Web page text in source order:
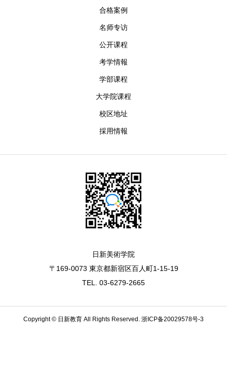
合格案例
名师专访
公开课程
考学情報
学部课程
大学院课程
校区地址
採用情報
日新美術学院
〒169-0073 東京都新宿区百人町1-15-19
TEL. 03-6279-2665
Copyright © 日新教育 All Rights Reserved. 浙ICP备20029578号-3